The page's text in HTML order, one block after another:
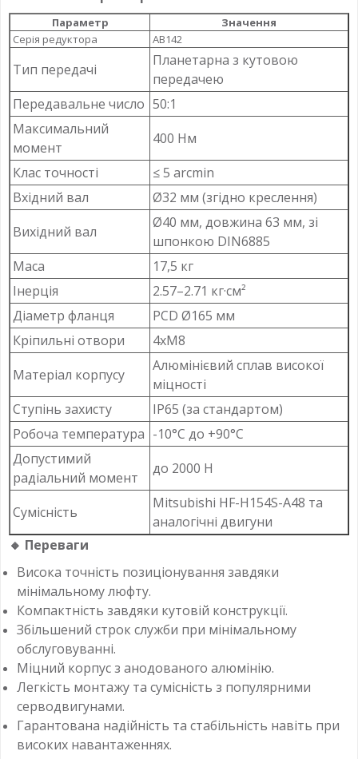
Параметр
Значення
Серія редуктора
AB142
Тип передачі
Планетарна з кутовою
передачею
Передавальне число 50:1
Максимальний
момент
400 Нм
Клас точності
≤ 5 arcmin
Вхідний вал
Ø32 мм (згідно креслення)
Вихідний вал
Ø40 мм, довжина 63 мм, зі
шпонкою DIN6885
Маса
17,5 кг
Інерція
2.57–2.71 кг·см²
Діаметр фланця
PCD Ø165 мм
Кріпильні отвори
4xM8
Матеріал корпусу
Алюмінієвий сплав високої
міцності
Ступінь захисту
IP65 (за стандартом)
Робоча температура -10°C до +90°C
Допустимий
радіальний момент
до 2000 Н
Сумісність
Mitsubishi HF-H154S-A48 та
аналогічні двигуни
🔸 Переваги
Висока точність позиціонування завдяки
мінімальному люфту.
Компактність завдяки кутовій конструкції.
Збільшений строк служби при мінімальному
обслуговуванні.
Міцний корпус з анодованого алюмінію.
Легкість монтажу та сумісність з популярними
серводвигунами.
Гарантована надійність та стабільність навіть при
високих навантаженнях.